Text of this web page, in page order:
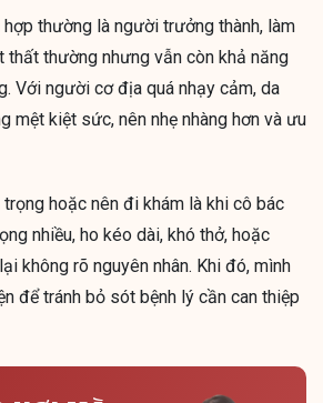
thường là người trưởng thành, làm
thất thường nhưng vẫn còn khả năng
Với người cơ địa quá nhạy cảm, da
mệt kiệt sức, nên nhẹ nhàng hơn và ưu
hoặc nên đi khám là khi cô bác
nhiều, ho kéo dài, khó thở, hoặc
không rõ nguyên nhân. Khi đó, mình
để tránh bỏ sót bệnh lý cần can thiệp